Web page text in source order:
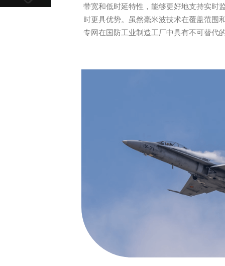
带宽和低时延特性，能够更好地支持实时
时更具优势。虽然毫米波技术在覆盖范围
专网在国防工业制造工厂中具有不可替代